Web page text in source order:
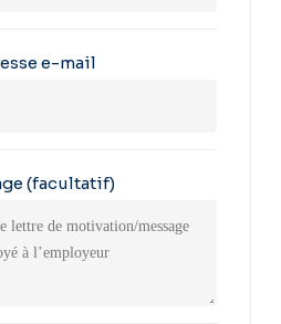
e-mail
(facultatif)